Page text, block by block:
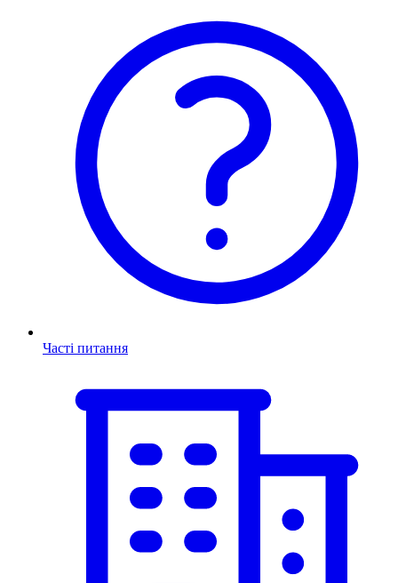
Часті питання